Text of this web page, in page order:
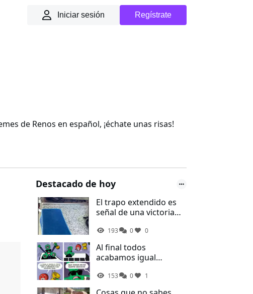
Iniciar sesión Regístrate
de Renos en español, ¡échate unas risas!
Destacado de hoy
El trapo extendido es
señal de una victoria
desorden de la cocina
193 0 0
Al final todos
acabamos igual
153 0 1